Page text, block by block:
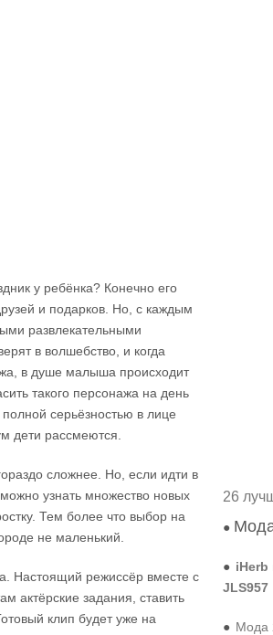
у ребёнка? Конечно его
и подарков. Но, с каждым
развлекательными
в волшебство, и когда
в душе малыша происходит
такого персонажа на день
серьёзностью в лице
дети рассмеются.
сложнее. Но, если идти в
узнать множество новых
Тем более что выбор на
не маленький.
Настоящий режиссёр вместе с
актёрские задания, ставить
клип будет уже на
26
●
● iHerb
JLS957
● Мода